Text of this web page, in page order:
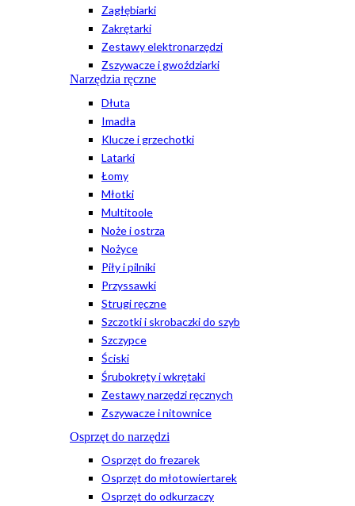
Zagłębiarki
Zakrętarki
Zestawy elektronarzędzi
Zszywacze i gwoździarki
Narzędzia ręczne
Dłuta
Imadła
Klucze i grzechotki
Latarki
Łomy
Młotki
Multitoole
Noże i ostrza
Nożyce
Piły i pilniki
Przyssawki
Strugi ręczne
Szczotki i skrobaczki do szyb
Szczypce
Ściski
Śrubokręty i wkrętaki
Zestawy narzędzi ręcznych
Zszywacze i nitownice
Osprzęt do narzędzi
Osprzęt do frezarek
Osprzęt do młotowiertarek
Osprzęt do odkurzaczy